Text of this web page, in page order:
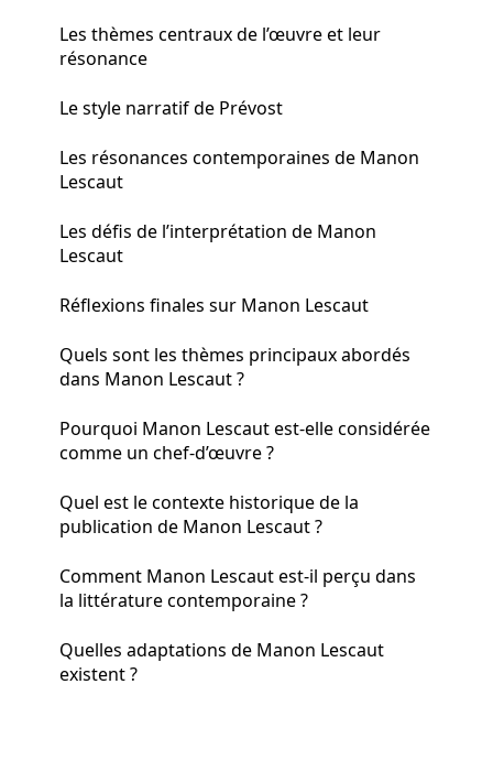
Les thèmes centraux de l’œuvre et leur
résonance
Le style narratif de Prévost
Les résonances contemporaines de Manon
Lescaut
Les défis de l’interprétation de Manon
Lescaut
Réflexions finales sur Manon Lescaut
Quels sont les thèmes principaux abordés
dans Manon Lescaut ?
Pourquoi Manon Lescaut est-elle considérée
comme un chef-d’œuvre ?
Quel est le contexte historique de la
publication de Manon Lescaut ?
Comment Manon Lescaut est-il perçu dans
la littérature contemporaine ?
Quelles adaptations de Manon Lescaut
existent ?